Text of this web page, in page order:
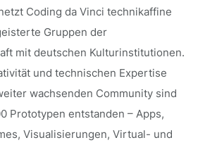
Coding da Vinci technikaffine
Gruppen der
mit deutschen Kulturinstitutionen.
und technischen Expertise
wachsenden Community sind
Prototypen entstanden – Apps,
Visualisierungen, Virtual- und